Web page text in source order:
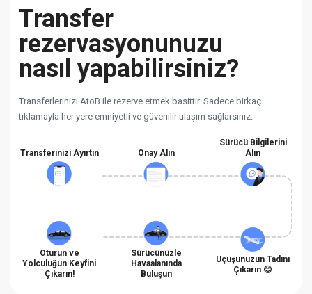
Transfer
rezervasyonunuzu
nasıl yapabilirsiniz?
Transferlerinizi AtoB ile rezerve etmek basittir. Sadece birkaç
tıklamayla her yere emniyetli ve güvenilir ulaşım sağlarsınız.
Transferinizi Ayırtın Onay Alın
Sürücü Bilgilerini
Alın
Oturun ve
Yolculuğun Keyfini
Çıkarın!
Sürücünüzle
Havaalanında
Buluşun
Uçuşunuzun Tadını
Çıkarın 😊